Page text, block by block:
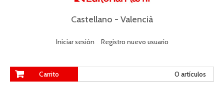
Castellano - Valencià
Iniciar sesión Registro nuevo usuario
Carrito 0 artículos